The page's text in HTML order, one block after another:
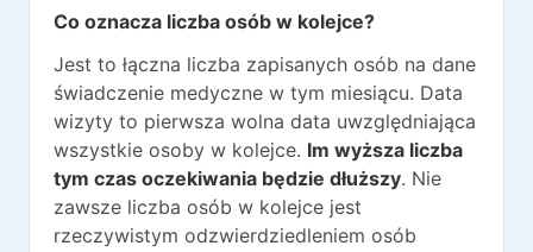
Co oznacza liczba osób w kolejce?
Jest to łączna liczba zapisanych osób na dane
świadczenie medyczne w tym miesiącu. Data
wizyty to pierwsza wolna data uwzględniająca
wszystkie osoby w kolejce. Im wyższa liczba
tym czas oczekiwania będzie dłuższy. Nie
zawsze liczba osób w kolejce jest
rzeczywistym odzwierdziedleniem osób